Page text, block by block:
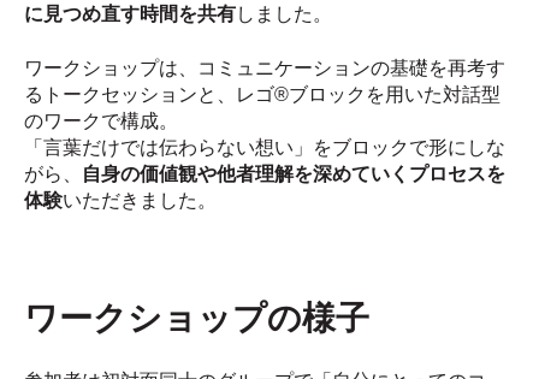
に見つめ直す時間を共有しました。
ワークショップは、コミュニケーションの基礎を再考す
るトークセッションと、レゴ®ブロックを用いた対話型
のワークで構成。
「言葉だけでは伝わらない想い」をブロックで形にしな
がら、
自身の価値観や他者理解を深めていくプロセスを
体験いただきました。
ワークショップの様子